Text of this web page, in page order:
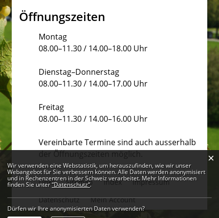
Öffnungszeiten
Montag
08.00–11.30 / 14.00–18.00 Uhr
Dienstag–Donnerstag
08.00–11.30 / 14.00–17.00 Uhr
Freitag
08.00–11.30 / 14.00–16.00 Uhr
Vereinbarte Termine sind auch ausserhalb
der Öffnungszeiten möglich.
Links Sitemap Index
Impressum
Datenschutz
Mein Account
Webstatistik
Wir verwenden eine Webstatistik, um herauszufinden, wie wir unser
Webangebot für Sie verbessern können. Alle Daten werden anonymisiert
und in Rechenzentren in der Schweiz verarbeitet. Mehr Informationen
finden Sie unter“Datenschutz“.
Dürfen wir Ihre anonymisierten Daten verwenden?
×